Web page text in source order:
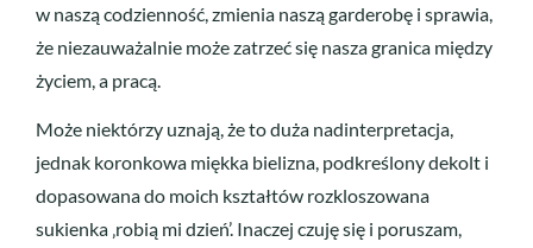
w naszą codzienność, zmienia naszą garderobę i sprawia,
że niezauważalnie może zatrzeć się nasza granica między
życiem, a pracą.
Może niektórzy uznają, że to duża nadinterpretacja,
jednak koronkowa miękka bielizna, podkreślony dekolt i
dopasowana do moich kształtów rozkloszowana
sukienka ‚robią mi dzień’. Inaczej czuję się i poruszam,